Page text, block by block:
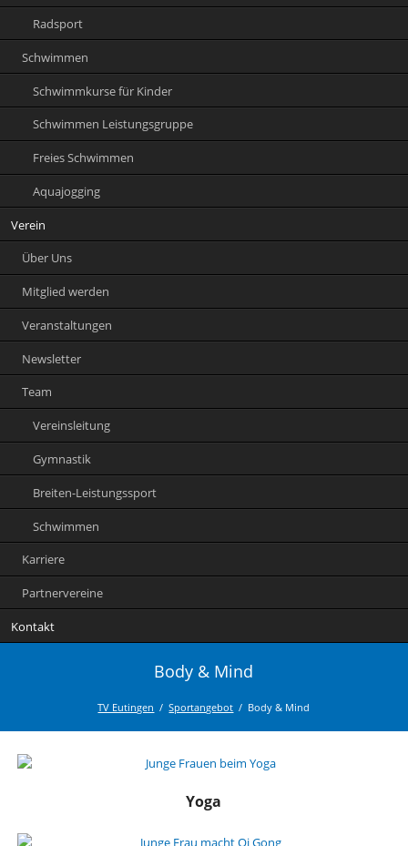
Radsport
Schwimmen
Schwimmkurse für Kinder
Schwimmen Leistungsgruppe
Freies Schwimmen
Aquajogging
Verein
Über Uns
Mitglied werden
Veranstaltungen
Newsletter
Team
Vereinsleitung
Gymnastik
Breiten-Leistungssport
Schwimmen
Karriere
Partnervereine
Kontakt
Body & Mind
TV Eutingen Sportangebot Body & Mind
Yoga